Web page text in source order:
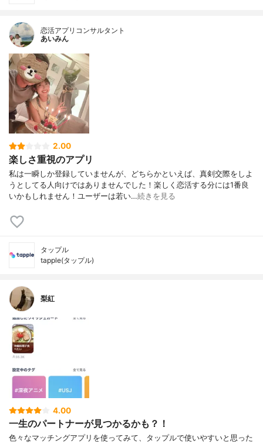
恋活アプリコンサルタント
あいみん
2.00
楽しさ重視のアプリ
私は一瞬しか登録していませんが、どちらかといえば、真剣交際をしよ
うとしてる人向けではありませんでした！楽しく恋活する分には1番良
いかもしれません！ユーザーは若い…続きを見る
タップル
tapple(タップル)
梨紅
4.00
一生のパートナーが見つかるかも？！
色々なマッチングアプリを使ってみて、タップルで使いやすいと思った